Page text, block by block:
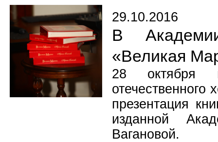
29.10.2016
В
«Великая
28 октября
отечественного
презентация
изданной
Вагановой.